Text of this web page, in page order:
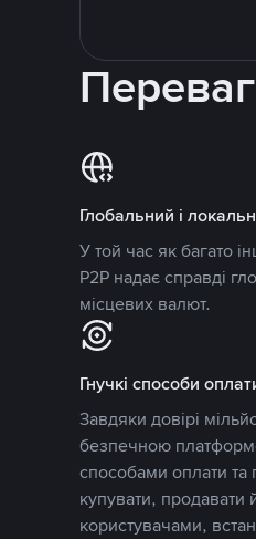
Глобальний і
У той час як багато
P2P надає справді
місцевих валют.
Гнучкі способи
Завдяки довірі
безпечною
способами оплати
купувати,
користувачами,